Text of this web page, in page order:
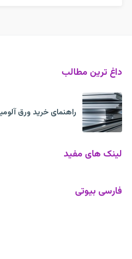
داغ ترین مطالب
راهنمای خرید ورق
لینک های مفید
فارسی بیوتی